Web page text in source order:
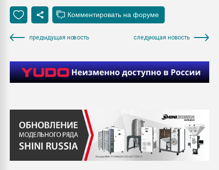
предыдущая новость следующая новость